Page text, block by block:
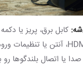
کابل برق، پریز یا
یا اتصال بلندگوها